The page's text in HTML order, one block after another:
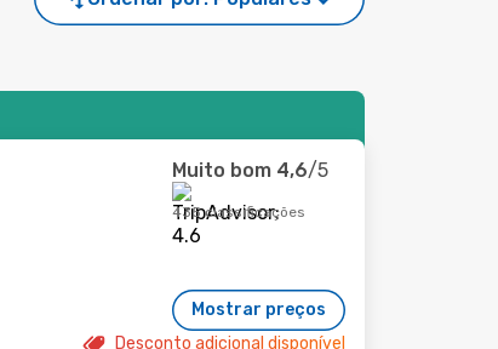
Muito bom 4,6/5
435 classificações
Mostrar preços
Desconto adicional disponível